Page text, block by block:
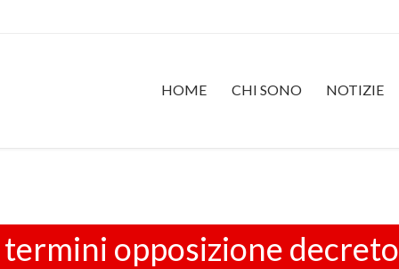
HOME CHI SONO NOTIZIE
termini opposizione decreto